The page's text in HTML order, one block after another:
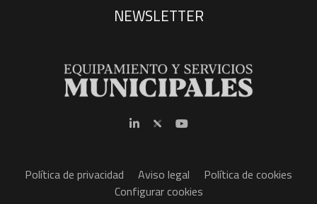
NEWSLETTER
Política de privacidad Aviso legal
Política de cookies
Configurar cookies